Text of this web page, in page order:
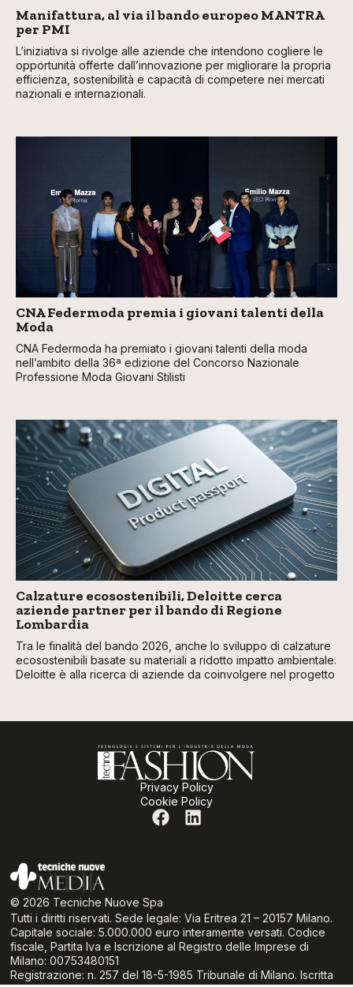
Manifattura, al via il bando europeo MANTRA
per PMI
L’iniziativa si rivolge alle aziende che intendono cogliere le
opportunità offerte dall’innovazione per migliorare la propria
efficienza, sostenibilità e capacità di competere nei mercati
nazionali e internazionali.
CNA Federmoda premia i giovani talenti della
Moda
CNA Federmoda ha premiato i giovani talenti della moda
nell’ambito della 36ª edizione del Concorso Nazionale
Professione Moda Giovani Stilisti
Calzature ecosostenibili, Deloitte cerca
aziende partner per il bando di Regione
Lombardia
Tra le finalità del bando 2026, anche lo sviluppo di calzature
ecosostenibili basate su materiali a ridotto impatto ambientale.
Deloitte è alla ricerca di aziende da coinvolgere nel progetto
Privacy Policy
Cookie Policy
© 2026 Tecniche Nuove Spa
Tutti i diritti riservati. Sede legale: Via Eritrea 21 – 20157 Milano.
Capitale sociale: 5.000.000 euro interamente versati. Codice
fiscale, Partita Iva e Iscrizione al Registro delle Imprese di
Milano: 00753480151
Registrazione: n. 257 del 18-5-1985 Tribunale di Milano. Iscritta